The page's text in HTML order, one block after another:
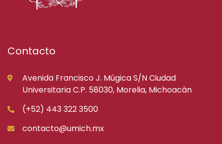
Contacto
Avenida Francisco J. Múgica S/N Ciudad
Universitaria C.P. 58030, Morelia, Michoacán
(+52) 443 322 3500
contacto@umich.mx